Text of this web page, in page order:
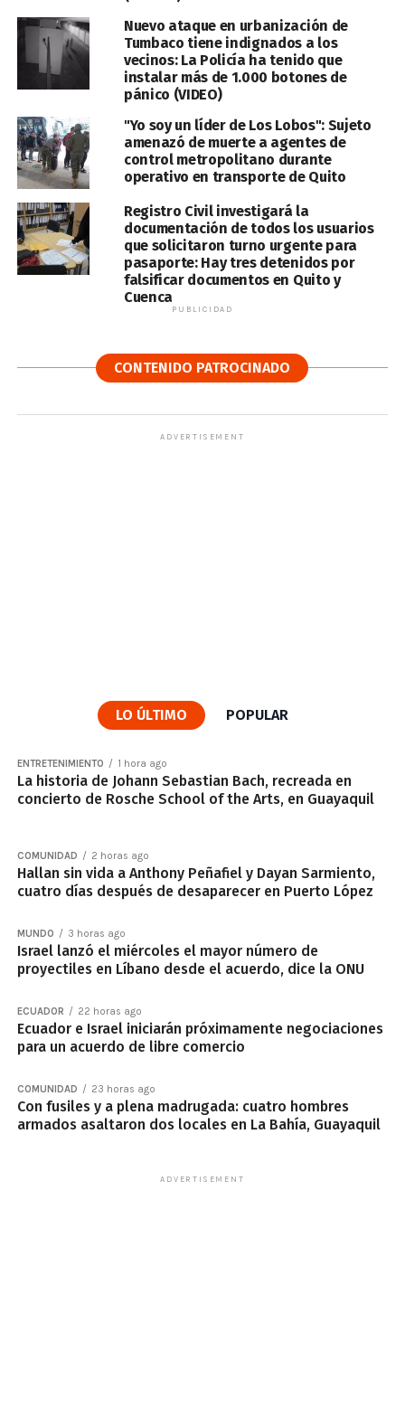
Nuevo ataque en urbanización de
Tumbaco tiene indignados a los
vecinos: La Policía ha tenido que
instalar más de 1.000 botones de
pánico (VIDEO)
"Yo soy un líder de Los Lobos": Sujeto
amenazó de muerte a agentes de
control metropolitano durante
operativo en transporte de Quito
Registro Civil investigará la
documentación de todos los usuarios
que solicitaron turno urgente para
pasaporte: Hay tres detenidos por
falsificar documentos en Quito y
Cuenca
PUBLICIDAD
CONTENIDO PATROCINADO
ADVERTISEMENT
LO ÚLTIMO POPULAR
ENTRETENIMIENTO 1 hora ago
La historia de Johann Sebastian Bach, recreada en
concierto de Rosche School of the Arts, en Guayaquil
COMUNIDAD 2 horas ago
Hallan sin vida a Anthony Peñafiel y Dayan Sarmiento,
cuatro días después de desaparecer en Puerto López
MUNDO 3 horas ago
Israel lanzó el miércoles el mayor número de
proyectiles en Líbano desde el acuerdo, dice la ONU
ECUADOR 22 horas ago
Ecuador e Israel iniciarán próximamente negociaciones
para un acuerdo de libre comercio
COMUNIDAD 23 horas ago
Con fusiles y a plena madrugada: cuatro hombres
armados asaltaron dos locales en La Bahía, Guayaquil
ADVERTISEMENT